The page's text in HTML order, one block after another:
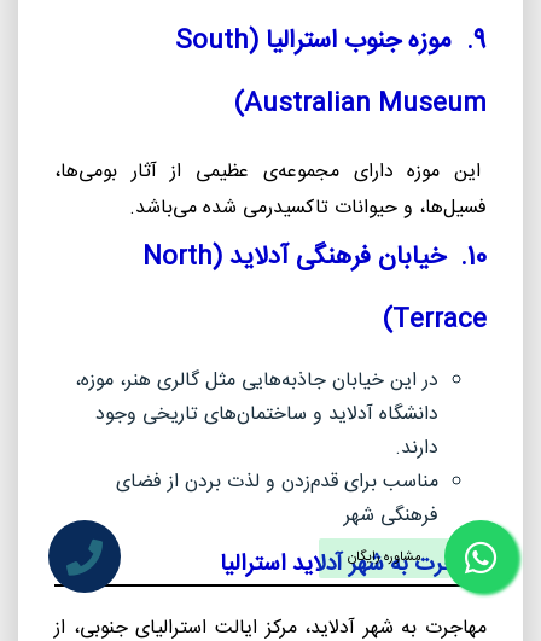
9. موزه جنوب استرالیا (
South
Australian Museum
)
این موزه دارای مجموعه‌ی عظیمی از آثار بومی‌ها،
فسیل‌ها، و حیوانات تاکسیدرمی‌ شده می‌باشد.
10. خیابان فرهنگی آدلاید (
North
Terrace
)
در این خیابان جاذبه‌هایی مثل گالری هنر، موزه،
دانشگاه آدلاید و ساختمان‌های تاریخی وجود
دارند.
مناسب برای قدم‌زدن و لذت بردن از فضای
فرهنگی شهر
مهاجرت به شهر آدلاید استرالیا
مهاجرت به شهر آدلاید، مرکز ایالت استرالیای جنوبی، از
مشاوره رایگان